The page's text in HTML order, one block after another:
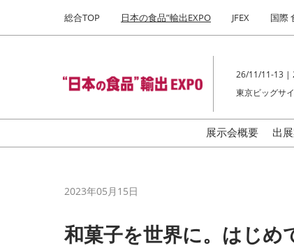
キ
し
て
to
総合TOP 日本の食品”輸出EXPO JFEX 国際
26/11/11-13 |
東京ビッグサ
展示会概要
出
2023年05月15日
和菓子を世界に。はじめ